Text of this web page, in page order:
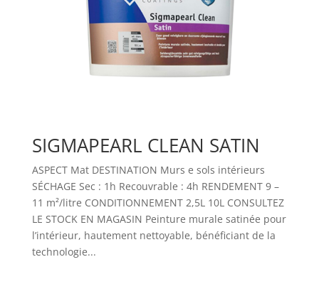
SIGMAPEARL CLEAN SATIN
ASPECT Mat DESTINATION Murs e sols intérieurs
SÉCHAGE Sec : 1h Recouvrable : 4h RENDEMENT 9 –
11 m²/litre CONDITIONNEMENT 2,5L 10L CONSULTEZ
LE STOCK EN MAGASIN Peinture murale satinée pour
l’intérieur, hautement nettoyable, bénéficiant de la
technologie...